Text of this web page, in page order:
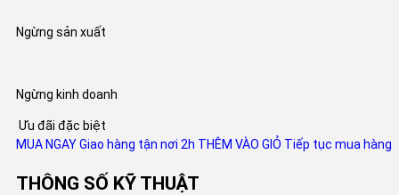
Ngừng sản xuất
Ngừng kinh doanh
Ưu đãi đặc biệt
MUA NGAYGiao hàng tận nơi 2h THÊM VÀO GIỎ Tiếp tục mua hàng
THÔNG SỐ KỸ THUẬT